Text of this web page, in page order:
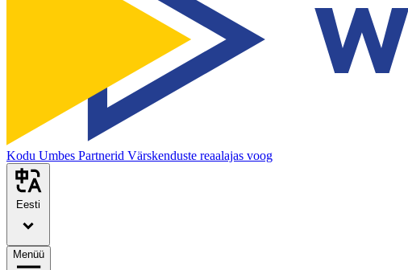
Kodu Umbes Partnerid Värskenduste reaalajas voog
Eesti
Menüü